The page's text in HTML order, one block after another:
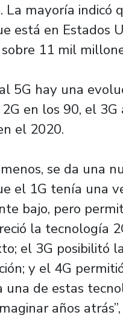
mayoría indicó
está en Estados
11 mil
5G hay una
en los 90, el
el 2020.
se da una
el 1G tenía una
bajo, pero
la tecnología
el 3G posibilitó
y el 4G
una de estas
años